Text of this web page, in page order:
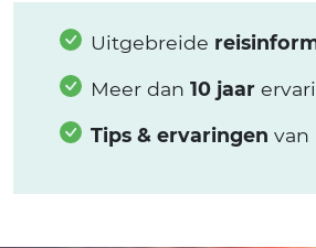
Uitgebreide
Meer dan 10 jaar
Tips & ervaringen van